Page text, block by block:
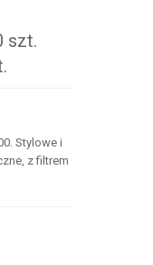
szt.
Stylowe i
z filtrem